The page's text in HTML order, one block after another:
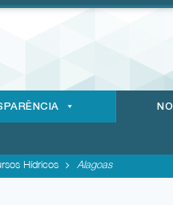
Hídricos Alagoas